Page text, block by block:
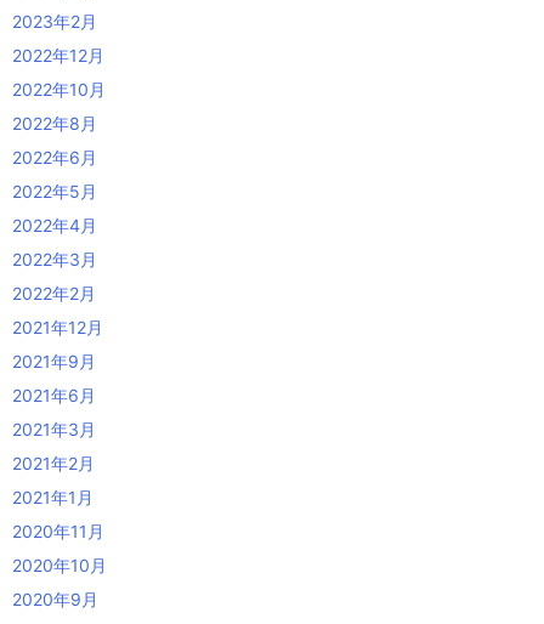
2023年2月
2022年12月
2022年10月
2022年8月
2022年6月
2022年5月
2022年4月
2022年3月
2022年2月
2021年12月
2021年9月
2021年6月
2021年3月
2021年2月
2021年1月
2020年11月
2020年10月
2020年9月